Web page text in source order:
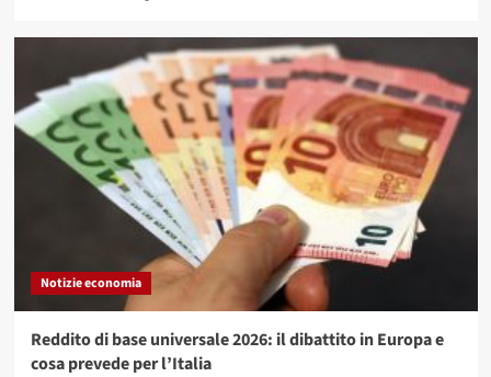
Notizie economia
Reddito di base universale 2026: il dibattito in Europa e
cosa prevede per l’Italia